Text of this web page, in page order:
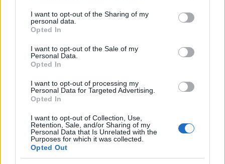
not limited to your visit or usage behaviour. You may click to
grant or deny consent to Google and its third-party tags to
use your data for below specified purposes in below Google
consent section.
I want to opt-out of the Sharing of my
personal data.
Opted In
I want to opt-out of the Sale of my
Personal Data.
Opted In
I want to opt-out of processing my
Personal Data for Targeted Advertising.
Opted In
I want to opt-out of Collection, Use,
Retention, Sale, and/or Sharing of my
Personal Data that Is Unrelated with the
Purposes for which it was collected.
Opted Out
Αν τα χάσατε